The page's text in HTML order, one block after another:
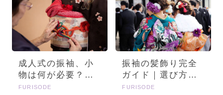
成人式の振袖、小
物は何が必要？画
像とセットで詳し
FURISODE
振袖の髪飾り完全
ガイド｜選び方・
種類・トレンドを
FURISODE